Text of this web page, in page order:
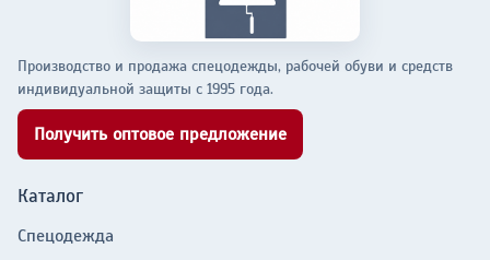
Производство и продажа спецодежды, рабочей обуви и средств
индивидуальной защиты с 1995 года.
Получить оптовое предложение
Каталог
Спецодежда